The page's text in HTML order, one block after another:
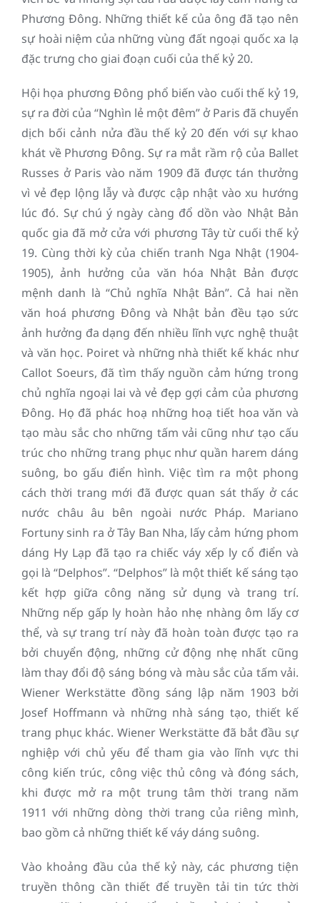
Phương Đông. Những thiết kế của ông đã tạo nên
sự hoài niệm của những vùng đất ngoại quốc xa lạ
đặc trưng cho giai đoạn cuối của thế kỷ 20.
Hội họa phương Đông phổ biến vào cuối thế kỷ 19,
sự ra đời của “Nghìn lẻ một đêm” ở Paris đã chuyển
dịch bối cảnh nửa đầu thế kỷ 20 đến với sự khao
khát về Phương Đông. Sự ra mắt rầm rộ của Ballet
Russes ở Paris vào năm 1909 đã được tán thưởng
vì vẻ đẹp lộng lẫy và được cập nhật vào xu hướng
lúc đó. Sự chú ý ngày càng đổ dồn vào Nhật Bản
quốc gia đã mở cửa với phương Tây từ cuối thế kỷ
19. Cùng thời kỳ của chiến tranh Nga Nhật (1904-
1905), ảnh hưởng của văn hóa Nhật Bản được
mệnh danh là “Chủ nghĩa Nhật Bản”. Cả hai nền
văn hoá phương Đông và Nhật bản đều tạo sức
ảnh hưởng đa dạng đến nhiều lĩnh vực nghệ thuật
và văn học. Poiret và những nhà thiết kế khác như
Callot Soeurs, đã tìm thấy nguồn cảm hứng trong
chủ nghĩa ngoại lai và vẻ đẹp gợi cảm của phương
Đông. Họ đã phác hoạ những hoạ tiết hoa văn và
tạo màu sắc cho những tấm vải cũng như tạo cấu
trúc cho những trang phục như quần harem dáng
suông, bo gấu điển hình. Việc tìm ra một phong
cách thời trang mới đã được quan sát thấy ở các
nước châu âu bên ngoài nước Pháp. Mariano
Fortuny sinh ra ở Tây Ban Nha, lấy cảm hứng phom
dáng Hy Lạp đã tạo ra chiếc váy xếp ly cổ điển và
gọi là “Delphos”. “Delphos” là một thiết kế sáng tạo
kết hợp giữa công năng sử dụng và trang trí.
Những nếp gấp ly hoàn hảo nhẹ nhàng ôm lấy cơ
thể, và sự trang trí này đã hoàn toàn được tạo ra
bởi chuyển động, những cử động nhẹ nhất cũng
làm thay đổi độ sáng bóng và màu sắc của tấm vải.
Wiener Werkstätte đồng sáng lập năm 1903 bởi
Josef Hoffmann và những nhà sáng tạo, thiết kế
trang phục khác. Wiener Werkstätte đã bắt đầu sự
nghiệp với chủ yếu để tham gia vào lĩnh vực thi
công kiến trúc, công việc thủ công và đóng sách,
khi được mở ra một trung tâm thời trang năm
1911 với những dòng thời trang của riêng mình,
bao gồm cả những thiết kế váy dáng suông.
Vào khoảng đầu của thế kỷ này, các phương tiện
truyền thông cần thiết để truyền tải tin tức thời